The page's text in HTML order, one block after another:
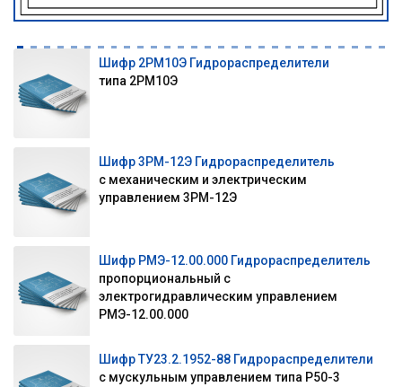
Шифр 2РМ10Э Гидрораспределители
типа 2РМ10Э
Шифр 3РМ-12Э Гидрораспределитель
с механическим и электрическим
управлением 3РМ-12Э
Шифр РМЭ-12.00.000 Гидрораспределитель
пропорциональный с
электрогидравлическим управлением
РМЭ-12.00.000
Шифр ТУ23.2.1952-88 Гидрораспределители
с мускульным управлением типа Р50-3